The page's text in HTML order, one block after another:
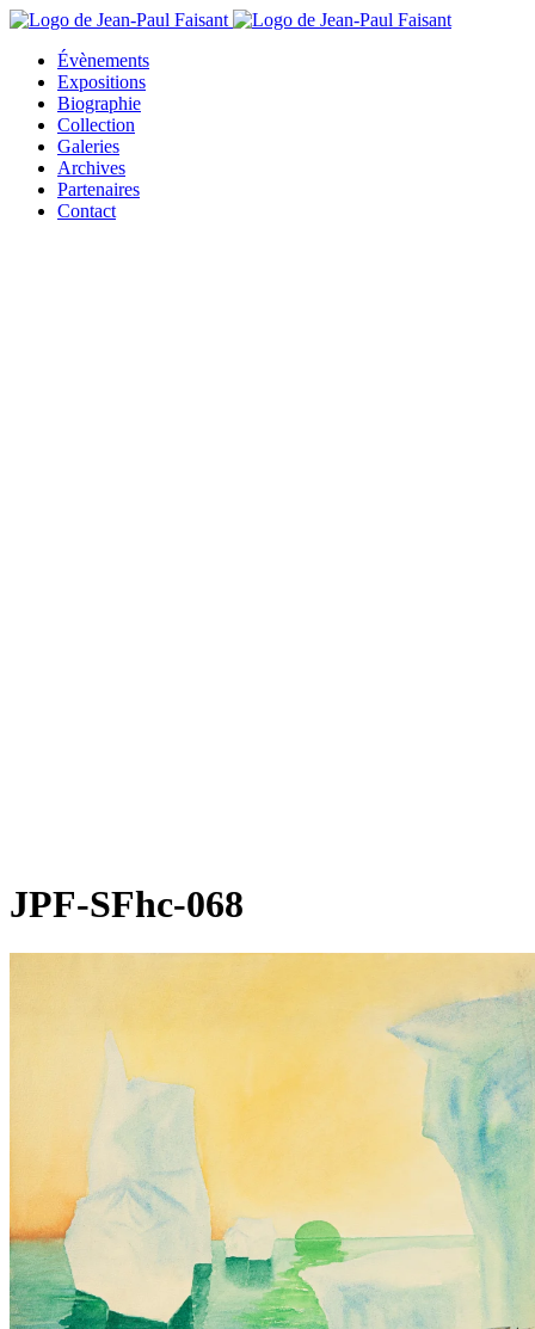
Évènements
Expositions
Biographie
Collection
Galeries
Archives
Partenaires
Contact
JPF-SFhc-068